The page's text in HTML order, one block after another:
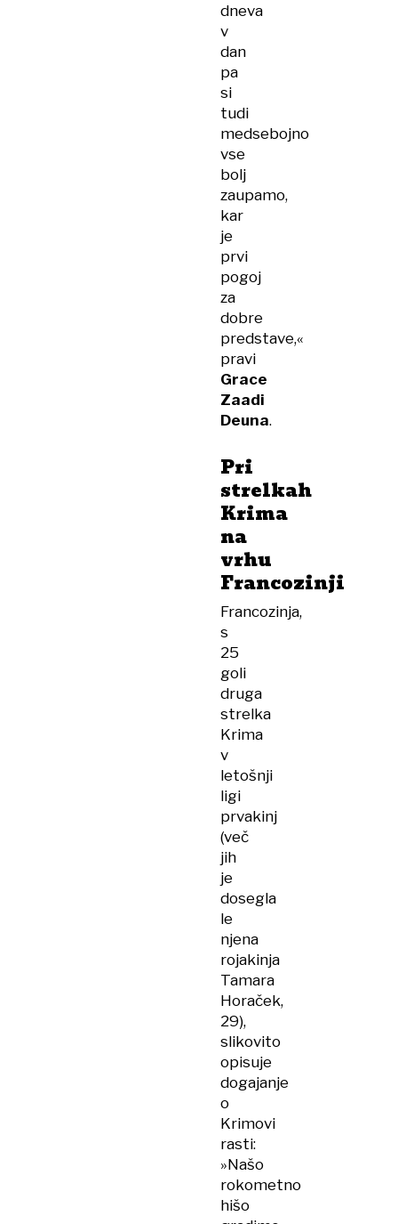
dneva
v
dan
pa
si
tudi
medsebojno
vse
bolj
zaupamo,
kar
je
prvi
pogoj
za
dobre
predstave,«
pravi
Grace
Zaadi
Deuna.
Pri
strelkah
Krima
na
vrhu
Francozinji
Francozinja,
s
25
goli
druga
strelka
Krima
v
letošnji
ligi
prvakinj
(več
jih
je
dosegla
le
njena
rojakinja
Tamara
Horaček,
29),
slikovito
opisuje
dogajanje
o
Krimovi
rasti:
»Našo
rokometno
hišo